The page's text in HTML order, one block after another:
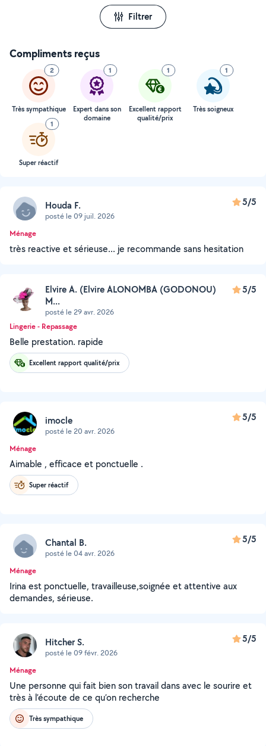
Filtrer
Compliments reçus
2
Très sympathique
1
Expert dans son
domaine
1
Excellent rapport
qualité/prix
1
Très soigneux
1
Super réactif
Houda F.
posté le 09 juil. 2026
5/5
Ménage
très reactive et sérieuse... je recommande sans hesitation
Elvire A. (Elvire ALONOMBA (GODONOU)
M...
posté le 29 avr. 2026
5/5
Lingerie - Repassage
Belle prestation. rapide
Excellent rapport qualité/prix
imocle
posté le 20 avr. 2026
5/5
Ménage
Aimable , efficace et ponctuelle .
Super réactif
Chantal B.
posté le 04 avr. 2026
5/5
Ménage
Irina est ponctuelle, travailleuse,soignée et attentive aux
demandes, sérieuse.
Hitcher S.
posté le 09 févr. 2026
5/5
Ménage
Une personne qui fait bien son travail dans avec le sourire et
très à l’écoute de ce qu’on recherche
Très sympathique